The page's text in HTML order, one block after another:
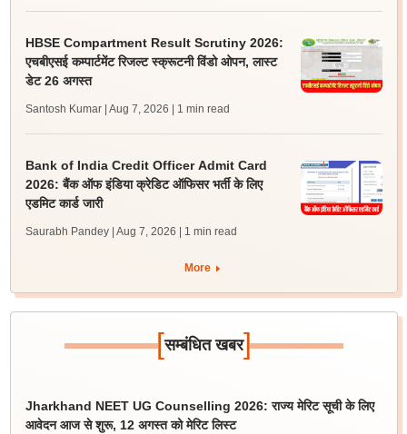
HBSE Compartment Result Scrutiny 2026:
एचबीएसई कम्पार्टमेंट रिजल्ट स्क्रूटनी विंडो ओपन, लास्ट
डेट 26 अगस्त
Santosh Kumar | Aug 7, 2026 | 1 min read
Bank of India Credit Officer Admit Card
2026: बैंक ऑफ इंडिया क्रेडिट ऑफिसर भर्ती के लिए
एडमिट कार्ड जारी
Saurabh Pandey | Aug 7, 2026 | 1 min read
More
[सम्बंधित खबर]
Jharkhand NEET UG Counselling 2026: राज्य मेरिट सूची के लिए
आवेदन आज से शुरू, 12 अगस्त को मेरिट लिस्ट